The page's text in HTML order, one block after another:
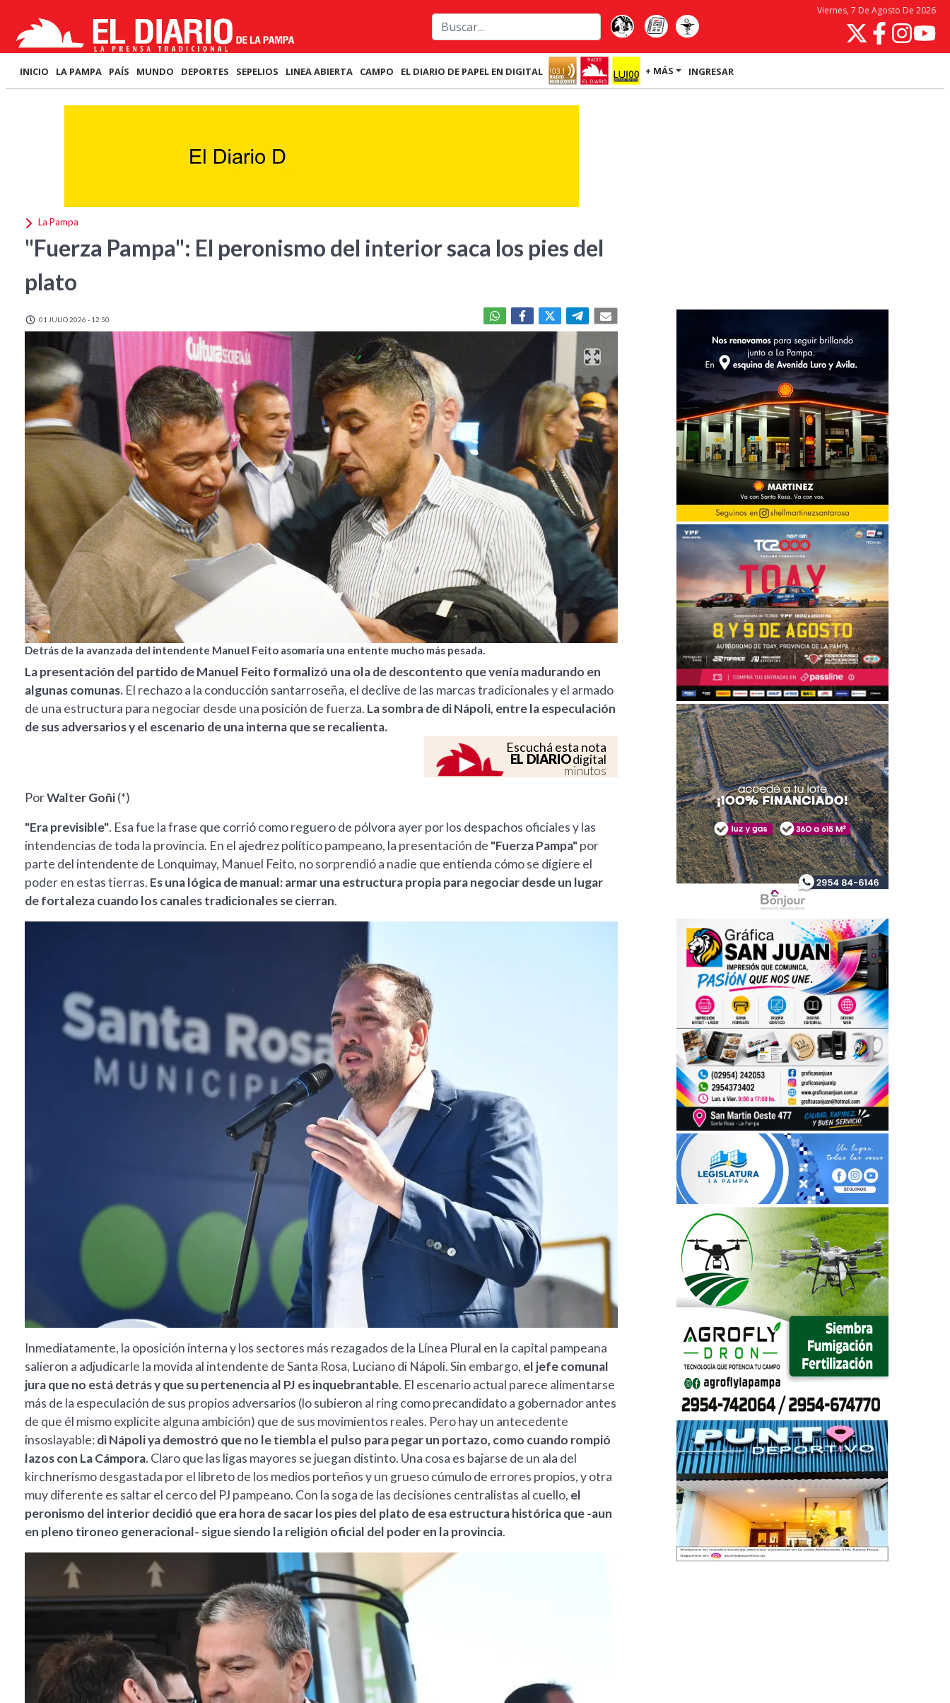
Viernes, 7 De Agosto De 2026
INICIO LA PAMPA PAÍS MUNDO DEPORTES SEPELIOS LINEA ABIERTA CAMPO EL DIARIO DE PAPEL EN DIGITAL + MÁS INGRESAR
La Pampa
"Fuerza Pampa": El peronismo del interior saca los pies del
plato
01 JULIO 2026 - 12:50
Detrás de la avanzada del intendente Manuel Feito asomaría una entente mucho más pesada.
La presentación del partido de Manuel Feito formalizó una ola de descontento que venía madurando en
algunas comunas. El rechazo a la conducción santarroseña, el declive de las marcas tradicionales y el armado
de una estructura para negociar desde una posición de fuerza. La sombra de di Nápoli, entre la especulación
de sus adversarios y el escenario de una interna que se recalienta.
Escuchá esta nota
EL DIARIOdigital
minutos
PorWalter Goñi(*)
"Era previsible". Esa fue la frase que corrió como reguero de pólvora ayer por los despachos oficiales y las
intendencias de toda la provincia. En el ajedrez político pampeano, la presentación de "Fuerza Pampa"por
parte del intendente de Lonquimay, Manuel Feito, no sorprendió a nadie que entienda cómo se digiere el
poder en estas tierras. Es una lógica de manual: armar una estructura propia para negociar desde un lugar
de fortaleza cuando los canales tradicionales se cierran.
Inmediatamente, la oposición interna y los sectores más rezagados de la Línea Plural en la capital pampeana
salieron a adjudicarle la movida al intendente de Santa Rosa, Luciano di Nápoli. Sin embargo, el jefe comunal
jura que no está detrás y que su pertenencia al PJ es inquebrantable. El escenario actual parece alimentarse
más de la especulación de sus propios adversarios (lo subieron al ring como precandidato a gobernador antes
de que él mismo explicite alguna ambición) que de sus movimientos reales. Pero hay un antecedente
insoslayable:di Nápoli ya demostró que no le tiembla el pulso para pegar un portazo, como cuando rompió
lazos con La Cámpora. Claro que las ligas mayores se juegan distinto. Una cosa es bajarse de un ala del
kirchnerismo desgastada por el libreto de los medios porteños y un grueso cúmulo de errores propios, y otra
muy diferente es saltar el cerco del PJ pampeano. Con la soga de las decisiones centralistas al cuello, el
peronismo del interior decidió que era hora de sacar los pies del plato de esa estructura histórica que -aun
en pleno tironeo generacional- sigue siendo la religión oficial del poder en la provincia.